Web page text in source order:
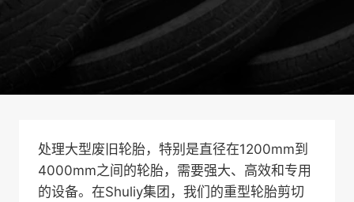
处理大型废旧轮胎，特别是直径在1200mm到
4000mm之间的轮胎，需要强大、高效和专用
的设备。在Shuliy集团，我们的重型轮胎剪切